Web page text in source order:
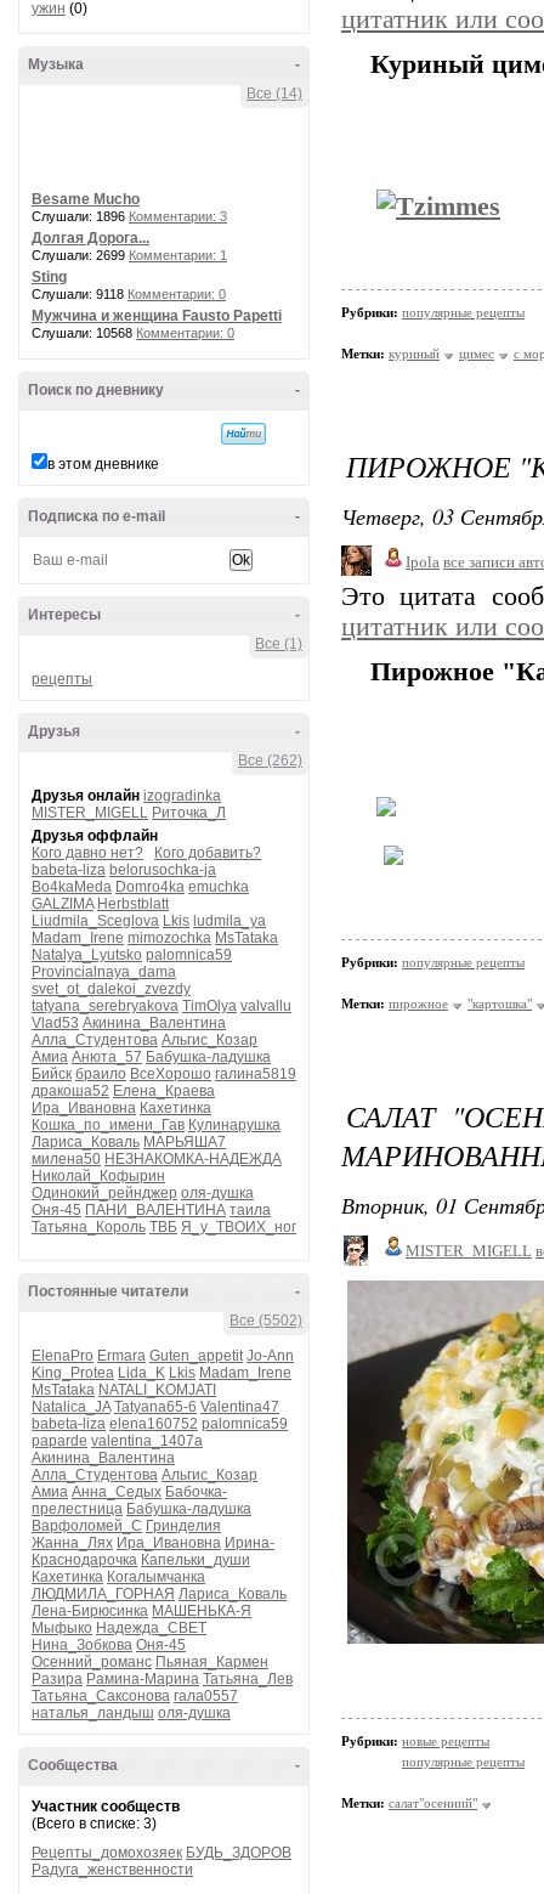
ужин (0)
-
Музыка
Все (14)
Besame Mucho
Слушали: 1896 Комментарии: 3
Долгая Дорога...
Слушали: 2699 Комментарии: 1
Sting
Слушали: 9118 Комментарии: 0
Мужчина и женщина Fausto Papetti
Слушали: 10568 Комментарии: 0
-
Поиск по дневнику
в этом дневнике
-
Подписка по e-mail
-
Интересы
Все (1)
рецепты
-
Друзья
Все (262)
Друзья онлайн izogradinka
MISTER_MIGELL Риточка_Л
Друзья оффлайн
Кого давно нет?
Кого добавить?
babeta-liza belorusochka-ja
Bo4kaMeda Domro4ka emuchka
GALZIMA Herbstblatt
Liudmila_Sceglova Lkis ludmila_ya
Madam_Irene mimozochka MsTataka
Natalya_Lyutsko palomnica59
Provincialnaya_dama
svet_ot_dalekoi_zvezdy
tatyana_serebryakova TimOlya valvallu
Vlad53 Акинина_Валентина
Алла_Студентова Альгис_Козар
Амиа Анюта_57 Бабушка-ладушка
Бийск браило ВсеХорошо галина5819
дракоша52 Елена_Краева
Ира_Ивановна Кахетинка
Кошка_по_имени_Гав Кулинарушка
Лариса_Коваль МАРЬЯША7
милена50 НЕЗНАКОМКА-НАДЕЖДА
Николай_Кофырин
Одинокий_рейнджер оля-душка
Оня-45 ПАНИ_ВАЛЕНТИНА таила
Татьяна_Король ТВБ Я_у_ТВОИХ_ног
-
Постоянные читатели
Все (5502)
ElenaPro Ermara Guten_appetit Jo-Ann
King_Protea Lida_K Lkis Madam_Irene
MsTataka NATALI_KOMJATI
Natalica_JA Tatyana65-6 Valentina47
babeta-liza elena160752 palomnica59
paparde valentina_1407a
Акинина_Валентина
Алла_Студентова Альгис_Козар
Амиа Анна_Седых Бабочка-
прелестница Бабушка-ладушка
Варфоломей_С Гринделия
Жанна_Лях Ира_Ивановна Ирина-
Краснодарочка Капельки_души
Кахетинка Когалымчанка
ЛЮДМИЛА_ГОРНАЯ Лариса_Коваль
Лена-Бирюсинка МАШЕНЬКА-Я
Мыфыко Надежда_СВЕТ
Нина_Зобкова Оня-45
Осенний_романс Пьяная_Кармен
Разира Рамина-Марина Татьяна_Лев
Татьяна_Саксонова гала0557
наталья_ландыш оля-душка
-
Сообщества
Участник сообществ
(Всего в списке: 3)
Рецепты_домохозяек БУДЬ_ЗДОРОВ
Радуга_женственности
цитатник или
Куриный
Рубрики: популярные рецепты
Метки: куриный цимес с
ПИРОЖНОЕ
Четверг, 03
Ipola все записи
Это цитата
цитатник или
Пирожное
Рубрики: популярные рецепты
Метки: пирожное "картошка"
САЛАТ
Вторник, 01
MISTER_MIGELL
Рубрики: новые рецепты
популярные рецепты
Метки: cалат"осенний"